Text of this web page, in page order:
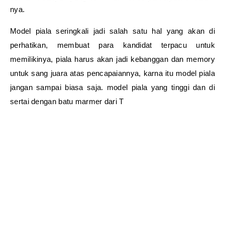
nya.
Model piala seringkali jadi salah satu hal yang akan di
perhatikan, membuat para kandidat terpacu untuk
memilikinya, piala harus akan jadi kebanggan dan memory
untuk sang juara atas pencapaiannya, karna itu model piala
jangan sampai biasa saja. model piala yang tinggi dan di
sertai dengan batu marmer dari T